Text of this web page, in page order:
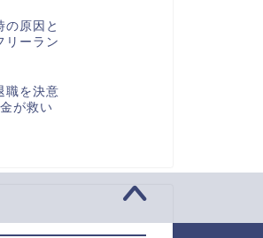
の原因と
リーラン
職を決意
が救い